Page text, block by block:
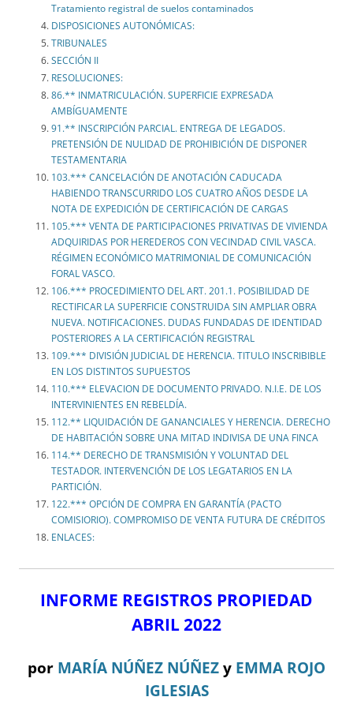
Tratamiento registral de suelos contaminados
DISPOSICIONES AUTONÓMICAS:
TRIBUNALES
SECCIÓN II
RESOLUCIONES:
86.** INMATRICULACIÓN. SUPERFICIE EXPRESADA
AMBÍGUAMENTE
91.** INSCRIPCIÓN PARCIAL. ENTREGA DE LEGADOS.
PRETENSIÓN DE NULIDAD DE PROHIBICIÓN DE DISPONER
TESTAMENTARIA
103.*** CANCELACIÓN DE ANOTACIÓN CADUCADA
HABIENDO TRANSCURRIDO LOS CUATRO AÑOS DESDE LA
NOTA DE EXPEDICIÓN DE CERTIFICACIÓN DE CARGAS
105.*** VENTA DE PARTICIPACIONES PRIVATIVAS DE VIVIENDA
ADQUIRIDAS POR HEREDEROS CON VECINDAD CIVIL VASCA.
RÉGIMEN ECONÓMICO MATRIMONIAL DE COMUNICACIÓN
FORAL VASCO.
106.*** PROCEDIMIENTO DEL ART. 201.1. POSIBILIDAD DE
RECTIFICAR LA SUPERFICIE CONSTRUIDA SIN AMPLIAR OBRA
NUEVA. NOTIFICACIONES. DUDAS FUNDADAS DE IDENTIDAD
POSTERIORES A LA CERTIFICACIÓN REGISTRAL
109.*** DIVISIÓN JUDICIAL DE HERENCIA. TITULO INSCRIBIBLE
EN LOS DISTINTOS SUPUESTOS
110.*** ELEVACION DE DOCUMENTO PRIVADO. N.I.E. DE LOS
INTERVINIENTES EN REBELDÍA.
112.** LIQUIDACIÓN DE GANANCIALES Y HERENCIA. DERECHO
DE HABITACIÓN SOBRE UNA MITAD INDIVISA DE UNA FINCA
114.** DERECHO DE TRANSMISIÓN Y VOLUNTAD DEL
TESTADOR. INTERVENCIÓN DE LOS LEGATARIOS EN LA
PARTICIÓN.
122.*** OPCIÓN DE COMPRA EN GARANTÍA (PACTO
COMISIORIO). COMPROMISO DE VENTA FUTURA DE CRÉDITOS
ENLACES:
INFORME REGISTROS PROPIEDAD
ABRIL 2022
por MARÍA NÚÑEZ NÚÑEZ y EMMA ROJO
IGLESIAS